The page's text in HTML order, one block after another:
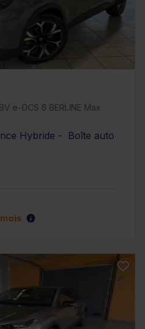
e-DCS 6 BERLINE Max
Hybride - Boîte auto